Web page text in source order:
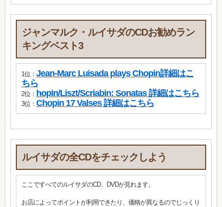
ジャンマルク・ルイサダのCDお勧めラン
キングベスト3
1位： Jean-Marc Luisada plays Chopin詳細はこ
ちら
2位： hopin/Liszt/Scriabin: Sonatas 詳細はこちら
3位： Chopin 17 Valses 詳細はこちら
ルイサダの全CDをチェックしよう
ここですべてのルイサダのCD、DVDが見れます。
お店によってポイントが利用できたり、価格が異なるのでじっくり